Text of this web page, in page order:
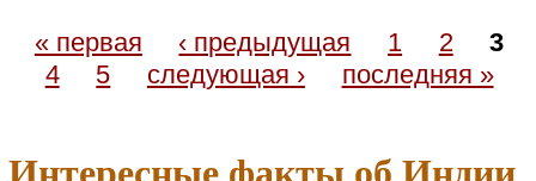
« первая
‹ предыдущая 1 2
3
4
5 следующая › последняя »